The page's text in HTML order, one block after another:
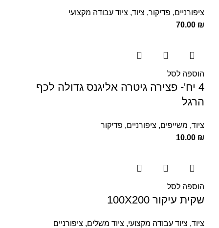
ציפורניים, פדיקור, ציוד, ציוד עבודה מקצועי
70.00 ₪
הוספה לסל
4 יח'- פצירה גיטרה אליגנס גדולה לכף
הרגל
ציוד, משייפים, ציפורניים, פדיקור
10.00 ₪
הוספה לסל
שקית עיקור 100X200
ציוד, ציוד עבודה מקצועי, ציוד משלים, ציפורניים